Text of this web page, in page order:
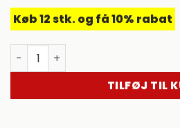
Køb 12 stk. og få 10% rabat
2022 Mâcon-Villages,
TILFØJ TIL